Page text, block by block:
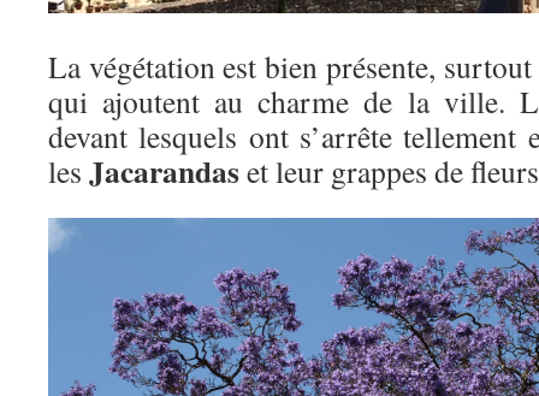
La végétation est bien présente,
qui ajoutent au charme de la ville.
devant lesquels ont s’arrête
les Jacarandaset leur grappes de